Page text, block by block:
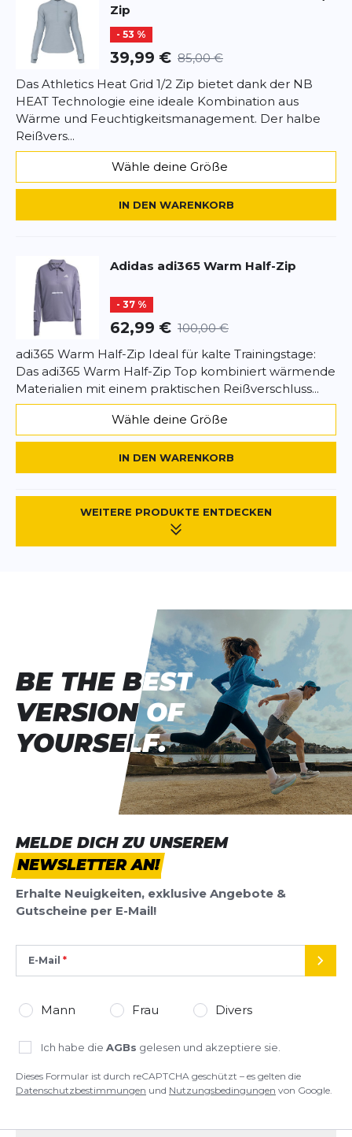
Zip
- 53 %
39,99 € 85,00 €
Das Athletics Heat Grid 1/2 Zip bietet dank der NB
HEAT Technologie eine ideale Kombination aus
Wärme und Feuchtigkeitsmanagement. Der halbe
Reißvers...
Wähle deine Größe
IN DEN WARENKORB
Adidas adi365 Warm Half-Zip
- 37 %
62,99 € 100,00 €
adi365 Warm Half-Zip Ideal für kalte Trainingstage:
Das adi365 Warm Half-Zip Top kombiniert wärmende
Materialien mit einem praktischen Reißverschluss...
Wähle deine Größe
IN DEN WARENKORB
WEITERE PRODUKTE ENTDECKEN
MELDE DICH ZU UNSEREM
NEWSLETTER AN!
Erhalte Neuigkeiten, exklusive Angebote &
Gutscheine per E-Mail!
E-Mail
Mann Frau Divers
Ich habe die AGBs gelesen und akzeptiere sie.
Dieses Formular ist durch reCAPTCHA geschützt – es gelten die
Datenschutzbestimmungen und Nutzungsbedingungen von Google.
BE THE BEST
VERSION OF
YOURSELF.
BE THE BEST
VERSION OF
YOURSELF.